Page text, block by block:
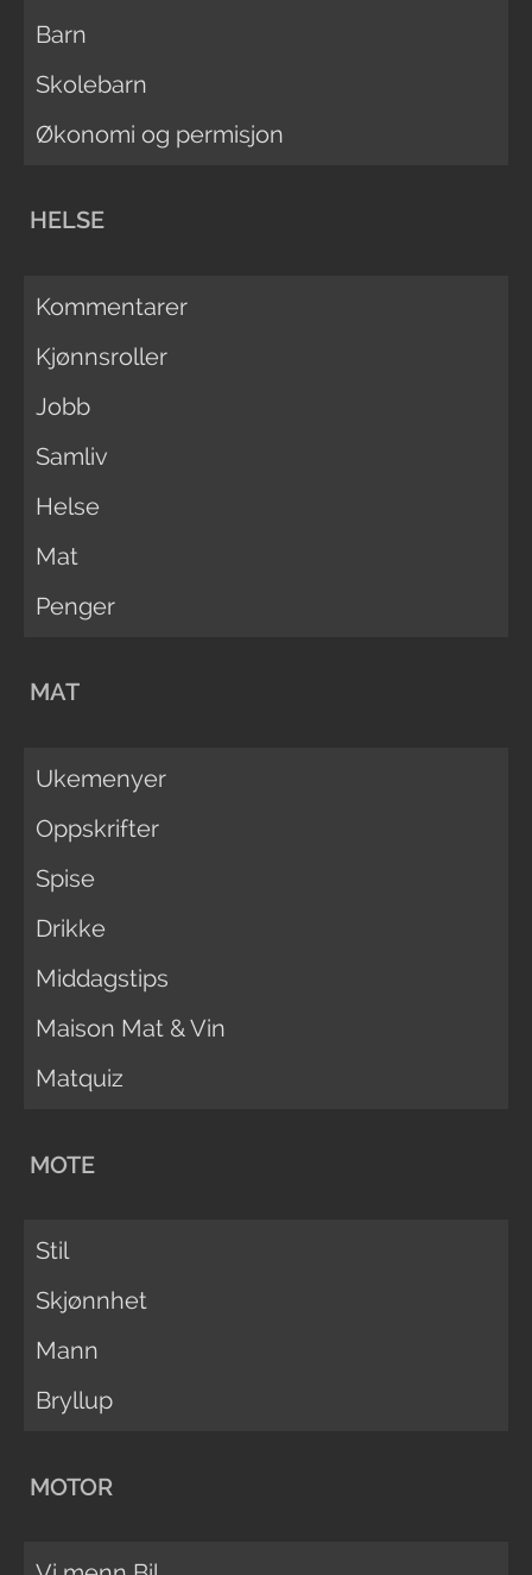
Barn
Skolebarn
Økonomi og permisjon
HELSE
Kommentarer
Kjønnsroller
Jobb
Samliv
Helse
Mat
Penger
MAT
Ukemenyer
Oppskrifter
Spise
Drikke
Middagstips
Maison Mat & Vin
Matquiz
MOTE
Stil
Skjønnhet
Mann
Bryllup
MOTOR